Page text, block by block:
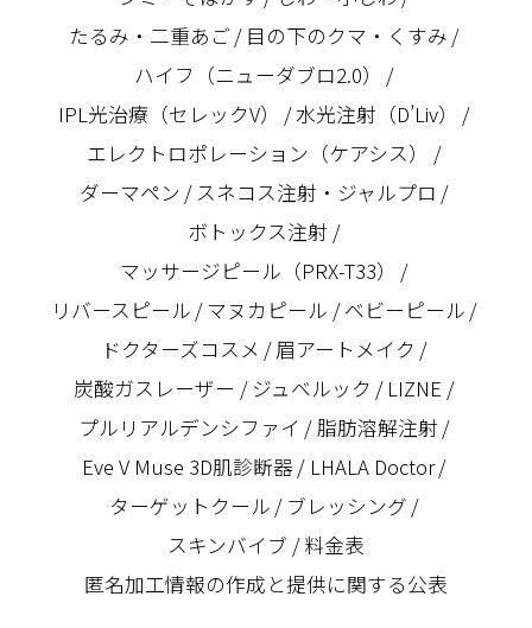
たるみ・二重あご
目の下のクマ・くすみ
ハイフ（ニューダブロ2.0）
IPL光治療（セレックV）
水光注射（D’Liv）
エレクトロポレーション（ケアシス）
ダーマペン
スネコス注射・ジャルプロ
ボトックス注射
マッサージピール（PRX-T33）
リバースピール
マヌカピール
ベビーピール
ドクターズコスメ
眉アートメイク
炭酸ガスレーザー
ジュベルック
LIZNE
プルリアルデンシファイ
脂肪溶解注射
Eve V Muse 3D肌診断器
LHALA Doctor
ターゲットクール
ブレッシング
スキンバイブ
料金表
匿名加⼯情報の作成と提供に関する公表